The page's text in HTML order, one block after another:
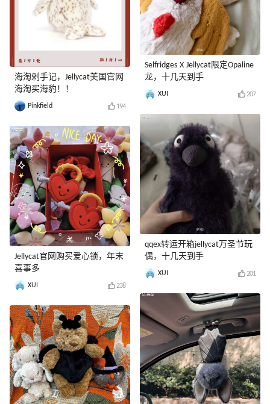
海淘剁手记，Jellycat美国官网
海淘买海豹！！
Pinkfield 194
Jellycat官网购买爱心锁，年末
喜事多
XUI 238
Selfridges X Jellycat限定Opaline
龙，十几天到手
XUI 207
qqex转运开箱jellycat万圣节玩
偶，十几天到手
XUI 201